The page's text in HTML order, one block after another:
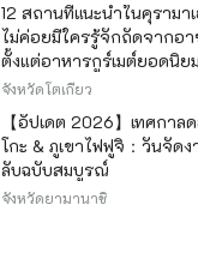
12 สถานที่แนะนำในคุรามา
ไม่ค่อยมีใครรู้จักถัดจากอา
ตั้งแต่อาหารกูร์เมต์ยอดนิ
เอกลักษณ์ -
จังหวัดโตเกียว
【อัปเดต 2026】เทศกา
โกะ & ภูเขาไฟฟูจิ：วันจัดง
ลับฉบับสมบูรณ์
จังหวัดยามานาชิ